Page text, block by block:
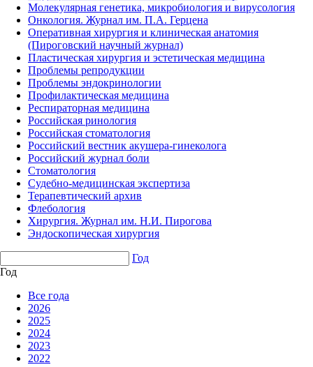
Молекулярная генетика, микробиология и вирусология
Онкология. Журнал им. П.А. Герцена
Оперативная хирургия и клиническая анатомия
(Пироговский научный журнал)
Пластическая хирургия и эстетическая медицина
Проблемы репродукции
Проблемы эндокринологии
Профилактическая медицина
Респираторная медицина
Российская ринология
Российская стоматология
Российский вестник акушера-гинеколога
Российский журнал боли
Стоматология
Судебно-медицинская экспертиза
Терапевтический архив
Флебология
Хирургия. Журнал им. Н.И. Пирогова
Эндоскопическая хирургия
Год
Год
Все года
2026
2025
2024
2023
2022